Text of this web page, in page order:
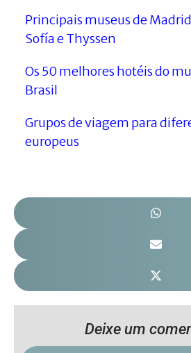
Principais museus de
Sofía e Thyssen
Os 50 melhores hotéis do
Brasil
Grupos de viagem para
europeus
Deixe um